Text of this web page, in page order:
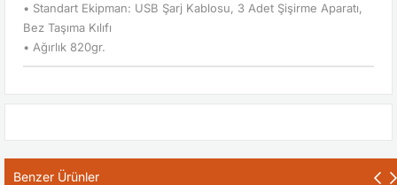
• Standart Ekipman: USB Şarj Kablosu, 3 Adet Şişirme Aparatı,
Bez Taşıma Kılıfı
• Ağırlık 820gr.
Benzer Ürünler